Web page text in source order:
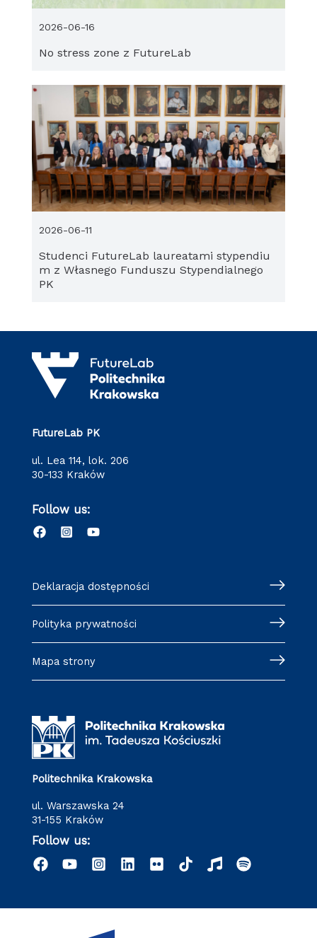
No stress zone z FutureLab
2026-06-16
Studenci FutureLab laureatami stypendiu
m z Własnego Funduszu Stypendialnego
PK
2026-06-11
FutureLab PK
ul. Lea 114, lok. 206
30-133 Kraków
Follow us:
Deklaracja dostępności
Polityka prywatności
Mapa strony
Politechnika Krakowska
ul. Warszawska 24
31-155 Kraków
Follow us: